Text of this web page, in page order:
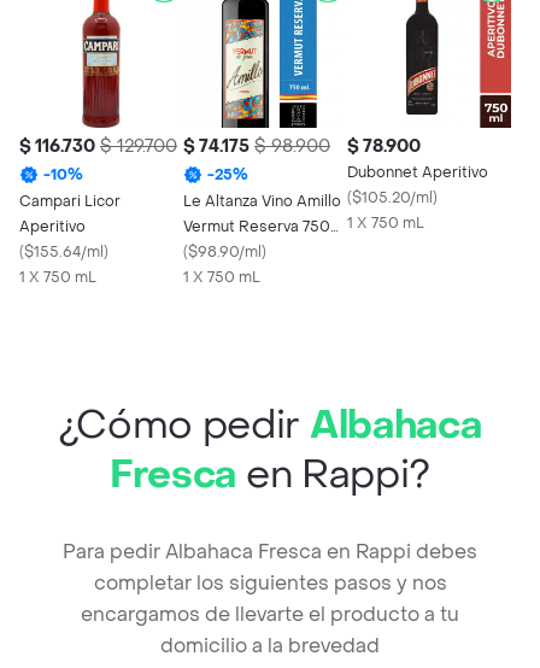
$ 116.730 $ 129.700
-10%
Campari Licor
Aperitivo
($155.64/ml)
1 X 750 mL
$ 74.175 $ 98.900
-25%
Le Altanza Vino Amillo
Vermut Reserva 750
mL
($98.90/ml)
1 X 750 mL
$ 78.900
Dubonnet Aperitivo
($105.20/ml)
1 X 750 mL
¿Cómo pedir Albahaca
Fresca en Rappi?
Para pedir Albahaca Fresca en Rappi debes
completar los siguientes pasos y nos
encargamos de llevarte el producto a tu
domicilio a la brevedad